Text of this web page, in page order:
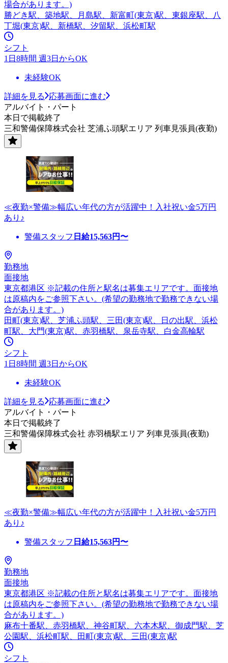
場合があります。)
勝どき駅、築地駅、月島駅、新富町(東京)駅、東銀座駅、八
丁堀(東京)駅、新橋駅、汐留駅、浜松町駅
シフト
1日8時間 週3日からOK
未経験OK
詳細を見る
応募画面に進む
アルバイト・パート
本日で掲載終了
三和警備保障株式会社 芝浦ふ頭駅エリア 列車見張員(夜勤)
≪夜勤×警備≫幅広い年代の方が活躍中！入社祝い金5万円
あり♪
警備スタッフ 日給15,563円〜
勤務地
面接地
東京都港区 ※記載の住所と駅名は募集エリアです。面接地
は原稿内をご参照下さい。(希望の勤務地で勤務できない場
合があります。)
田町(東京)駅、芝浦ふ頭駅、三田(東京)駅、日の出駅、浜松
町駅、大門(東京)駅、赤羽橋駅、泉岳寺駅、白金高輪駅
シフト
1日8時間 週3日からOK
未経験OK
詳細を見る
応募画面に進む
アルバイト・パート
本日で掲載終了
三和警備保障株式会社 赤羽橋駅エリア 列車見張員(夜勤)
≪夜勤×警備≫幅広い年代の方が活躍中！入社祝い金5万円
あり♪
警備スタッフ 日給15,563円〜
勤務地
面接地
東京都港区 ※記載の住所と駅名は募集エリアです。面接地
は原稿内をご参照下さい。(希望の勤務地で勤務できない場
合があります。)
麻布十番駅、赤羽橋駅、神谷町駅、六本木駅、御成門駅、芝
公園駅、浜松町駅、田町(東京)駅、三田(東京)駅
シフト